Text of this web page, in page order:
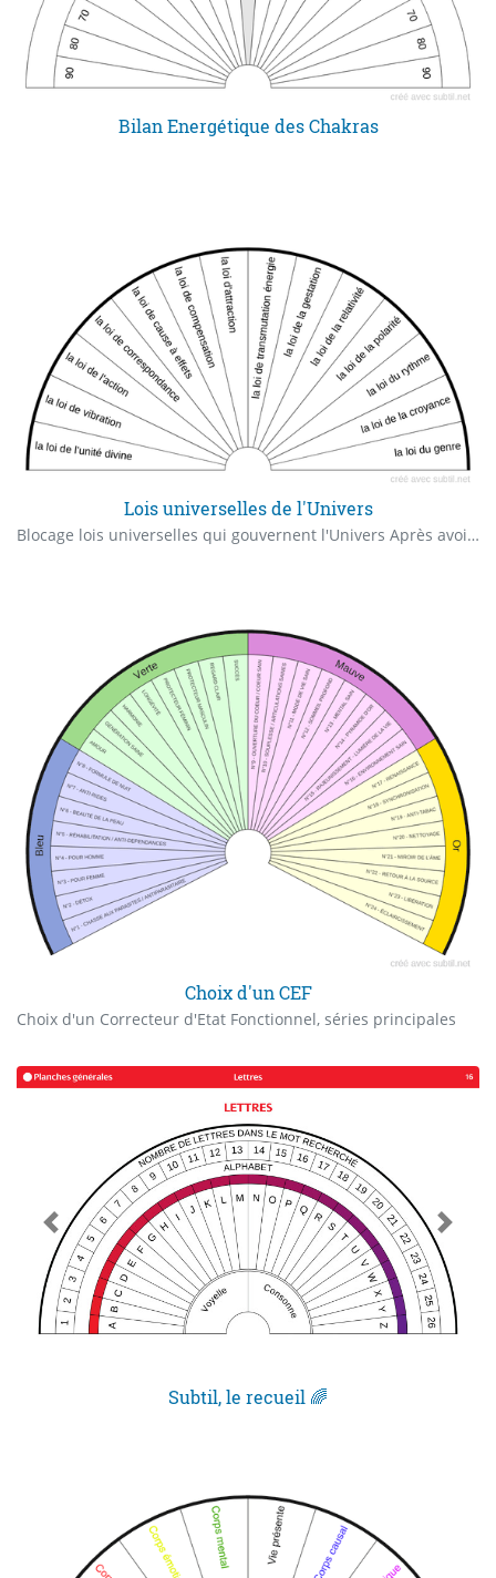
Bilan Energétique des Chakras
Lois universelles de l'Univers
Blocage lois universelles qui gouvernent l'Univers Après avoir identifié des blocage lié à certaines lois, il suffit de les supprimer. Sauf pour la 14ième où il faut équilibrer
Choix d'un CEF
Choix d'un Correcteur d'Etat Fonctionnel, séries principales
Subtil, le recueil 🌈